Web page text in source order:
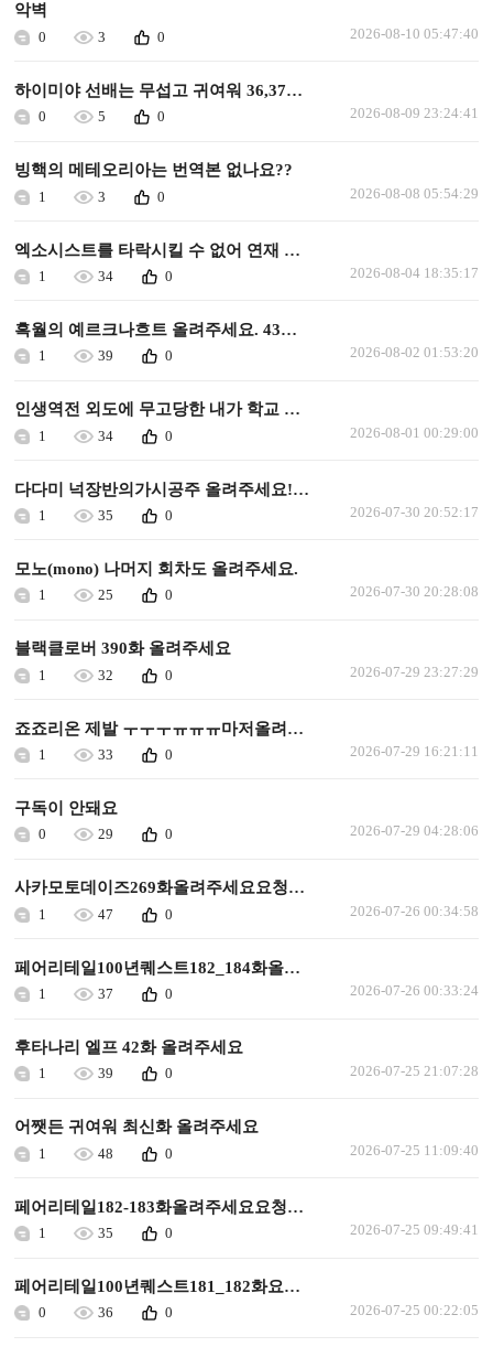
악벽
0 3 0 2026-08-10 05:47:40
하이미야 선배는 무섭고 귀여워 36,37화 업뎃 요청
0 5 0 2026-08-09 23:24:41
빙핵의 메테오리아는 번역본 없나요??
1 3 0 2026-08-08 05:54:29
엑소시스트를 타락시킬 수 없어 연재 가능할까요
1 34 0 2026-08-04 18:35:17
흑월의 예르크나흐트 올려주세요. 43화 이후로 안올라왔습니다.
1 39 0 2026-08-02 01:53:20
인생역전 외도에 무고당한 내가 학교 최고의 미소녀에게 사랑받는다 올려주세요
1 34 0 2026-08-01 00:29:00
다다미 넉장반의가시공주 올려주세요!ㅜㅜㅜ
1 35 0 2026-07-30 20:52:17
모노(mono) 나머지 회차도 올려주세요.
1 25 0 2026-07-30 20:28:08
블랙클로버 390화 올려주세요
1 32 0 2026-07-29 23:27:29
죠죠리온 제발 ㅜㅜㅜㅠㅠㅠ마저올려주세요
1 33 0 2026-07-29 16:21:11
구독이 안돼요
0 29 0 2026-07-29 04:28:06
사카모토데이즈269화올려주세요요청합니다
1 47 0 2026-07-26 00:34:58
페어리테일100년퀘스트182_184화올려주세요요청합니다
1 37 0 2026-07-26 00:33:24
후타나리 엘프 42화 올려주세요
1 39 0 2026-07-25 21:07:28
어쨋든 귀여워 최신화 올려주세요
1 48 0 2026-07-25 11:09:40
페어리테일182-183화올려주세요요청합니다
1 35 0 2026-07-25 09:49:41
페어리테일100년퀘스트181_182화요청합니다
0 36 0 2026-07-25 00:22:05